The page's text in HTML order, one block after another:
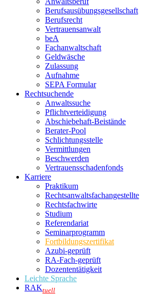
Berufsausübungs­gesellschaft
Berufsrecht
Vertrauensanwalt
beA
Fachanwaltschaft
Geldwäsche
Zulassung
Aufnahme
SEPA Formular
Rechtsuchende
Anwaltssuche
Pflichtverteidigung
Abschiebehaft-Beistände
Berater-Pool
Schlichtungsstelle
Vermittlungen
Beschwerden
Vertrauensschadenfonds
Karriere
Praktikum
Rechtsanwalts­fachangestellte
Rechtsfachwirte
Studium
Referendariat
Seminarprogramm
Fortbildungszertifikat
Azubi-geprüft
RA-Fach-geprüft
Dozententätigkeit
Leichte Sprache
RAKtuell